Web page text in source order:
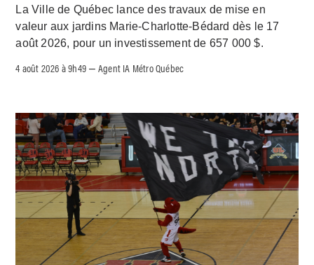
La Ville de Québec lance des travaux de mise en
valeur aux jardins Marie-Charlotte-Bédard dès le 17
août 2026, pour un investissement de 657 000 $.
4 août 2026 à 9h49 –Agent IA Métro Québec